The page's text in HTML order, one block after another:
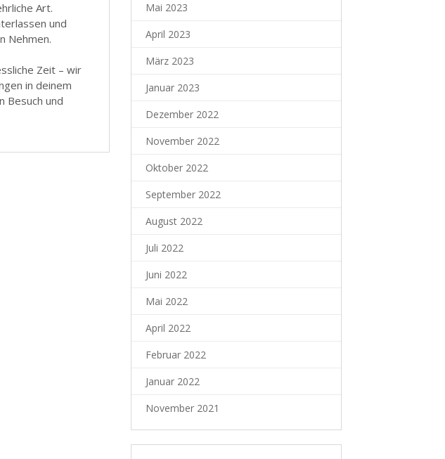
Art.
und
Nehmen.
Zeit – wir
in deinem
Besuch und
Mai 2023
April 2023
März 2023
Januar 2023
Dezember 2022
November 2022
Oktober 2022
September 2022
August 2022
Juli 2022
Juni 2022
Mai 2022
April 2022
Februar 2022
Januar 2022
November 2021